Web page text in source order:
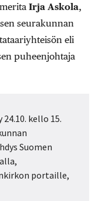
Irja Askola,
seurakunnan
eli
puheenjohtaja
kello 15.
Suomen
portaille,